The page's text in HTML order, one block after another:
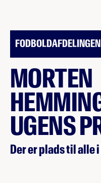
FODBOLDAFDELINGEN
MORTEN
UGENS
Der er plads til alle